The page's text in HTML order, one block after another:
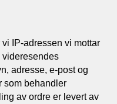
IP-adressen vi mottar
videresendes
adresse, e-post og
som behandler
av ordre er levert av